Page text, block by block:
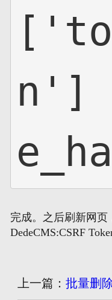
n']
完成。之后刷新网
DedeCMS:CSRF
上一篇：批量删除